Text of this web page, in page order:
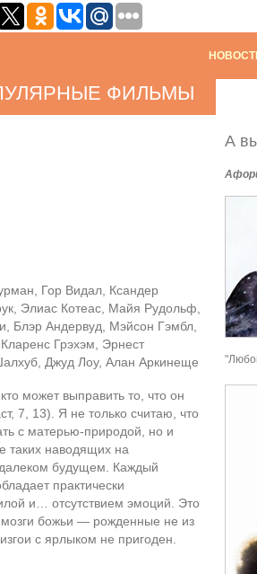
ФИЛЬМЫ
Гор Видал, Ксандер
Элиас Котеас, Майя Рудольф,
Блэр Андервуд, Мэйсон Гэмбл,
Грэхэм, Эрнест
Джуд Лоу, Алан Аркинеще
может выправить то, что он
7, 13). Я не только считаю, что
с матерью-природой, но и
таких наводящих на
будущем. Каждый
практически
и… отсутствием эмоций. Это
мозги божьи — рожденные не из
с ярлыком не пригоден.
А